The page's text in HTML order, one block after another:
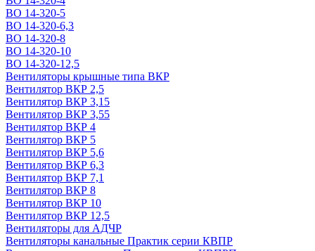
ВО 14-320-5
ВО 14-320-6,3
ВО 14-320-8
ВО 14-320-10
ВО 14-320-12,5
Вентиляторы крышные типа ВКР
Вентилятор ВКР 2,5
Вентилятор ВКР 3,15
Вентилятор ВКР 3,55
Вентилятор ВКР 4
Вентилятор ВКР 5
Вентилятор ВКР 5,6
Вентилятор ВКР 6,3
Вентилятор ВКР 7,1
Вентилятор ВКР 8
Вентилятор ВКР 10
Вентилятор ВКР 12,5
Вентиляторы для АДЧР
Вентиляторы канальные Практик серии КВПР